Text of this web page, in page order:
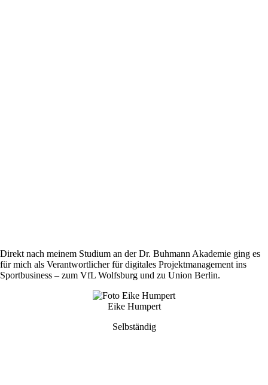
Direkt nach meinem Studium an der Dr. Buhmann Akademie ging es
für mich als Verantwortlicher für digitales Projektmanagement ins
Sportbusiness – zum VfL Wolfsburg und zu Union Berlin.
Eike Humpert
Selbständig